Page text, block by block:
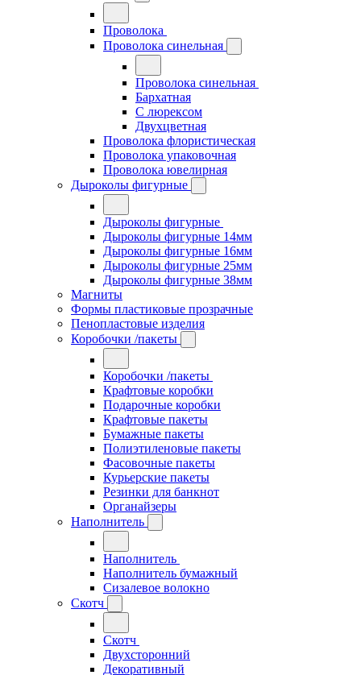
Проволока
Проволока синельная
Проволока синельная
Бархатная
С люрексом
Двухцветная
Проволока флористическая
Проволока упаковочная
Проволока ювелирная
Дыроколы фигурные
Дыроколы фигурные
Дыроколы фигурные 14мм
Дыроколы фигурные 16мм
Дыроколы фигурные 25мм
Дыроколы фигурные 38мм
Магниты
Формы пластиковые прозрачные
Пенопластовые изделия
Коробочки /пакеты
Коробочки /пакеты
Крафтовые коробки
Подарочные коробки
Крафтовые пакеты
Бумажные пакеты
Полиэтиленовые пакеты
Фасовочные пакеты
Курьерские пакеты
Резинки для банкнот
Органайзеры
Наполнитель
Наполнитель
Наполнитель бумажный
Сизалевое волокно
Скотч
Скотч
Двухсторонний
Декоративный